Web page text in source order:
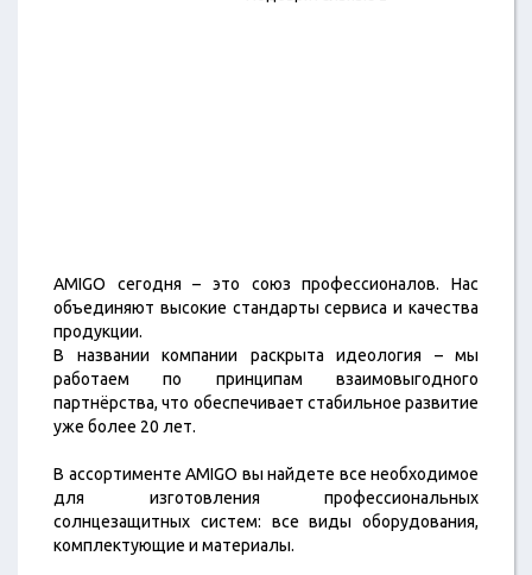
AMIGO сегодня – это союз профессионалов. Нас
объединяют высокие стандарты сервиса и качества
продукции.
В названии компании раскрыта идеология – мы
работаем по принципам взаимовыгодного
партнёрства, что обеспечивает стабильное развитие
уже более 20 лет.
В ассортименте AMIGO вы найдете все необходимое
для изготовления профессиональных
солнцезащитных систем: все виды оборудования,
комплектующие и материалы.